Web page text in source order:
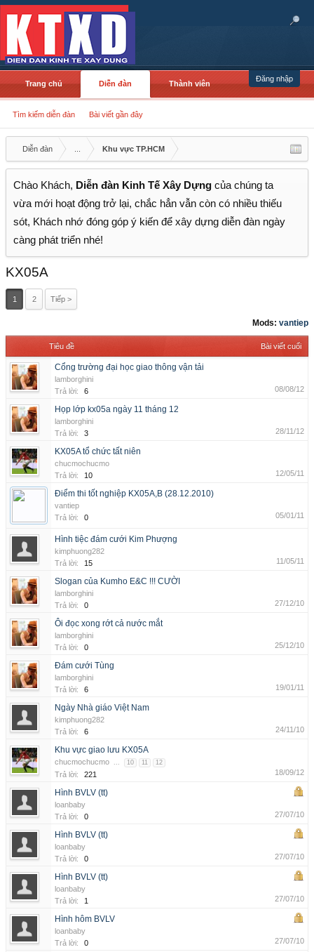
Đăng nhập
Trang chủ Diễn đàn
Tìm kiếm diễn đàn Bài viết gần đây
Thành viên
Diễn đàn Khu vực TP.HCM
Chào Khách, Diễn đàn Kinh Tế Xây Dựng của chúng ta
vừa mới hoạt động trở lại, chắc hẳn vẫn còn có nhiều thiếu
sót, Khách nhớ đóng góp ý kiến để xây dựng diễn đàn ngày
càng phát triển nhé!
KX05A
1 2 Tiếp >
Mods: vantiep
Tiêu đề Bài viết cuối
Cổng trường đại học giao thông vận tải
lamborghini
Trả lời:
6 08/08/12
Họp lớp kx05a ngày 11 tháng 12
lamborghini
Trả lời:
3 28/11/12
KX05A tổ chức tất niên
chucmochucmo
Trả lời:
10 12/05/11
Điểm thi tốt nghiệp KX05A,B (28.12.2010)
vantiep
Trả lời:
0 05/01/11
Hình tiệc đám cưới Kim Phượng
kimphuong282
Trả lời:
15 11/05/11
Slogan của Kumho E&C !!! CƯỜI
lamborghini
Trả lời:
0 27/12/10
Ôi đọc xong rớt cả nước mắt
lamborghini
Trả lời:
0 25/12/10
Đám cưới Tùng
lamborghini
Trả lời:
6 19/01/11
Ngày Nhà giáo Việt Nam
kimphuong282
Trả lời:
6 24/11/10
Khu vực giao lưu KX05A
chucmochucmo ... 10 11 12
Trả lời: 221 18/09/12
Hình BVLV (tt)
loanbaby
Trả lời:
0 27/07/10
Hình BVLV (tt)
loanbaby
Trả lời:
0 27/07/10
Hình BVLV (tt)
loanbaby
Trả lời:
1 27/07/10
Hình hôm BVLV
loanbaby
Trả lời:
0 27/07/10